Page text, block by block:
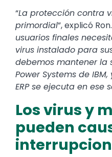
“La protección contra
primordial”, explicó
usuarios finales
virus instalado para
debemos mantener la
Power Systems de
ERP se ejecuta en ese
Los virus y
pueden